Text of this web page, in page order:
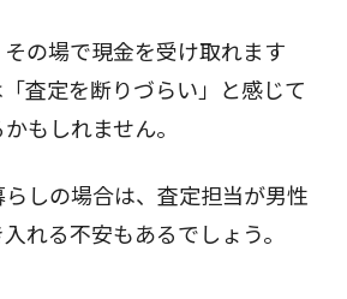
の場で現金を受け取れます
査定を断りづらい」と感じて
もしれません。
しの場合は、査定担当が男性
れる不安もあるでしょう。